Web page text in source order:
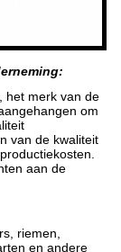
het merk van de
om
van de kwaliteit
aan de
riemen,
en andere